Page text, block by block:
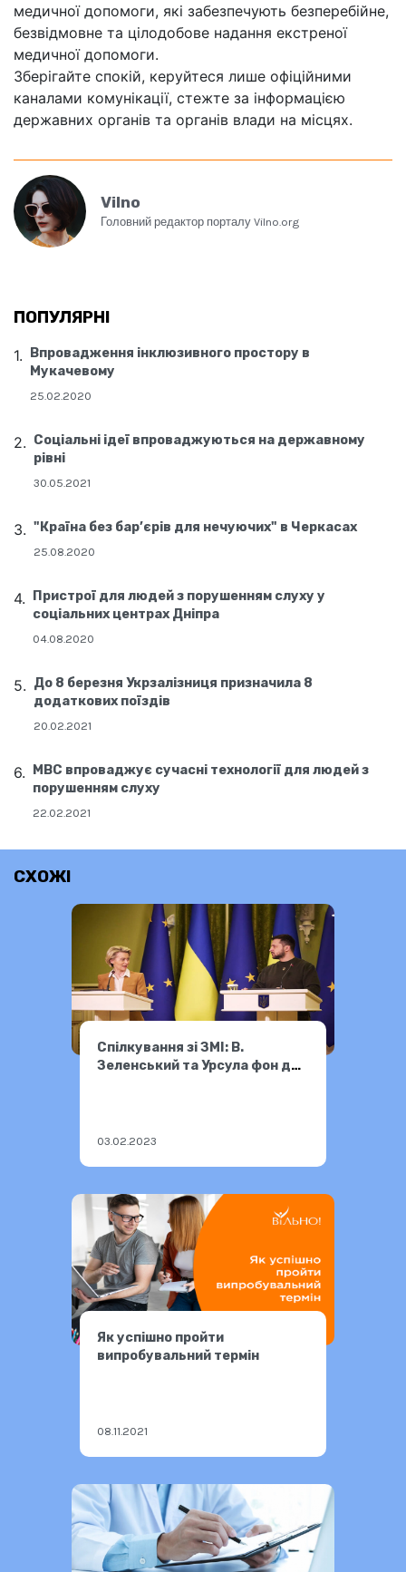
медичної допомоги, які забезпечують безперебійне,
безвідмовне та цілодобове надання екстреної
медичної допомоги.
Зберігайте спокій, керуйтеся лише офіційними
каналами комунікації, стежте за інформацією
державних органів та органів влади на місцях.
Vilno
Головний редактор порталу Vilno.org
ПОПУЛЯРНІ
Впровадження інклюзивного простору в
Мукачевому
25.02.2020
Соціальні ідеї впроваджуються на державному
рівні
30.05.2021
"Країна без бар’єрів для нечуючих" в Черкасах
25.08.2020
Пристрої для людей з порушенням слуху у
соціальних центрах Дніпра
04.08.2020
До 8 березня Укрзалізниця призначила 8
додаткових поїздів
20.02.2021
МВС впроваджує сучасні технології для людей з
порушенням слуху
22.02.2021
СХОЖІ
Спілкування зі ЗМІ: В.
Зеленський та Урсула фон дер
03.02.2023
Як успішно пройти
випробувальний термін
08.11.2021